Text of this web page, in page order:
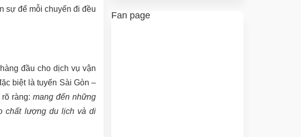
sự để mỗi chuyến đi đều
đầu cho dịch vụ vận
biệt là tuyến Sài Gòn –
rõ ràng:mang đến những
chất lượng du lịch và di
Fan page